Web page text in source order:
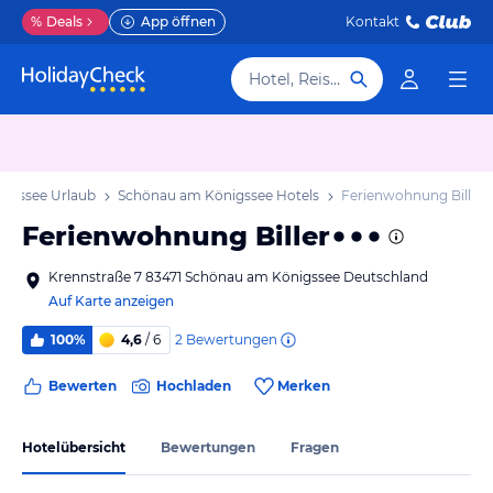
% Deals App öffnen Kontakt
Hotel, Reiseziel
Urlaub Schönau am Königssee Hotels Ferienwohnung Biller
Ferienwohnung Biller
Krennstraße 7 83471 Schönau am Königssee Deutschland
Auf Karte anzeigen
100% 4,6 / 6 2 Bewertungen
Bewerten Hochladen Merken
Hotelübersicht Bewertungen Fragen